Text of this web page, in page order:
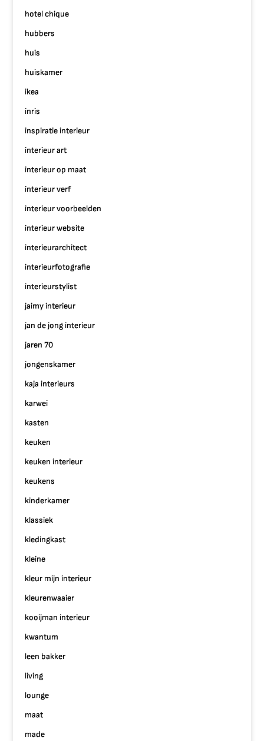
hotel chique
hubbers
huis
huiskamer
ikea
inris
inspiratie interieur
interieur art
interieur op maat
interieur verf
interieur voorbeelden
interieur website
interieurarchitect
interieurfotografie
interieurstylist
jaimy interieur
jan de jong interieur
jaren 70
jongenskamer
kaja interieurs
karwei
kasten
keuken
keuken interieur
keukens
kinderkamer
klassiek
kledingkast
kleine
kleur mijn interieur
kleurenwaaier
kooijman interieur
kwantum
leen bakker
living
lounge
maat
made